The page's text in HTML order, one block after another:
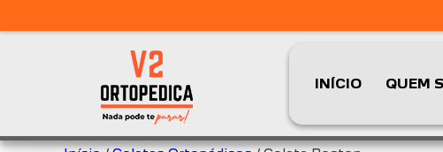
INÍCIO QUEM